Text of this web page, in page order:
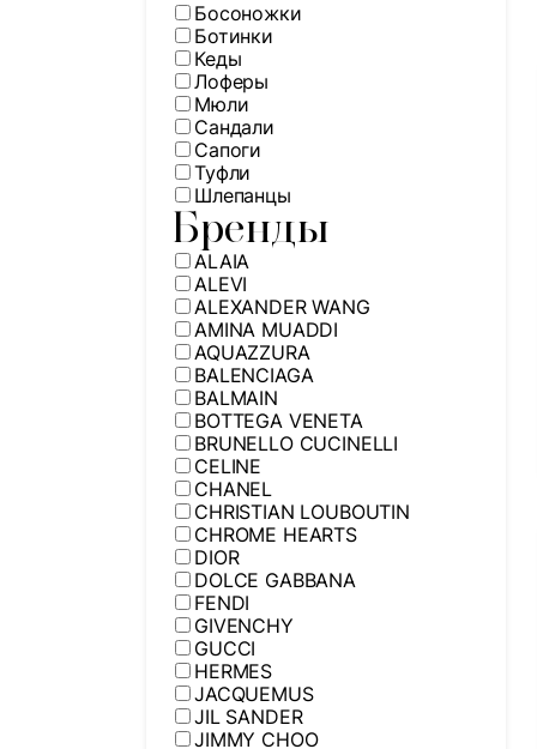
Босоножки
Ботинки
Кеды
Лоферы
Мюли
Сандали
Сапоги
Туфли
Шлепанцы
Бренды
ALAIA
ALEVI
ALEXANDER WANG
AMINA MUADDI
AQUAZZURA
BALENCIAGA
BALMAIN
BOTTEGA VENETA
BRUNELLO CUCINELLI
CELINE
CHANEL
CHRISTIAN LOUBOUTIN
CHROME HEARTS
DIOR
DOLCE GABBANA
FENDI
GIVENCHY
GUCCI
HERMES
JACQUEMUS
JIL SANDER
JIMMY CHOO